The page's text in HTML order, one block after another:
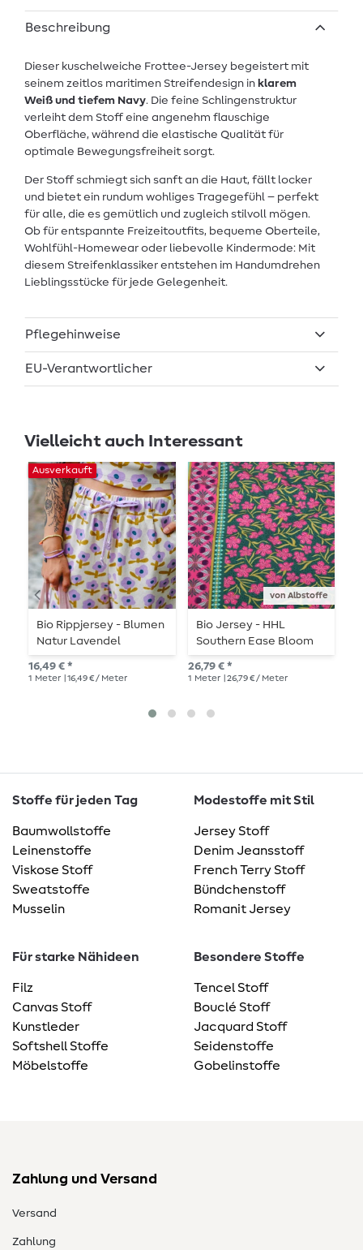
Beschreibung
Dieser kuschelweiche Frottee-Jersey begeistert mit
seinem zeitlos maritimen Streifendesign in klarem
Weiß und tiefem Navy. Die feine Schlingenstruktur
verleiht dem Stoff eine angenehm flauschige
Oberfläche, während die elastische Qualität für
optimale Bewegungsfreiheit sorgt.
Der Stoff schmiegt sich sanft an die Haut, fällt locker
und bietet ein rundum wohliges Tragegefühl – perfekt
für alle, die es gemütlich und zugleich stilvoll mögen.
Ob für entspannte Freizeitoutfits, bequeme Oberteile,
Wohlfühl-Homewear oder liebevolle Kindermode: Mit
diesem Streifenklassiker entstehen im Handumdrehen
Lieblingsstücke für jede Gelegenheit.
Pflegehinweise
EU-Verantwortlicher
Vielleicht auch Interessant
Ausverkauft
Bio Rippjersey - Blumen
Natur Lavendel
16,49 € *
1 Meter | 16,49 € / Meter
von Albstoffe
Bio Jersey - HHL
Southern Ease Bloom
Drift Grün
26,79 € *
1 Meter | 26,79 € / Meter
Stoffe für jeden Tag
Baumwollstoffe
Leinenstoffe
Viskose Stoff
Sweatstoffe
Musselin
Modestoffe mit Stil
Jersey Stoff
Denim Jeansstoff
French Terry Stoff
Bündchenstoff
Romanit Jersey
Für starke Nähideen
Filz
Canvas Stoff
Kunstleder
Softshell Stoffe
Möbelstoffe
Besondere Stoffe
Tencel Stoff
Bouclé Stoff
Jacquard Stoff
Seidenstoffe
Gobelinstoffe
Zahlung und Versand
Versand
Zahlung